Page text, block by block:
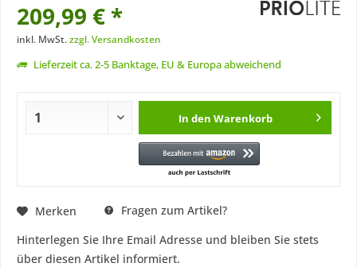
209,99 € *
inkl. MwSt.zzgl. Versandkosten
Lieferzeit ca. 2-5 Banktage, EU & Europa abweichend
In den Warenkorb
Merken
Fragen zum Artikel?
Hinterlegen Sie Ihre Email Adresse und bleiben Sie stets
über diesen Artikel informiert.